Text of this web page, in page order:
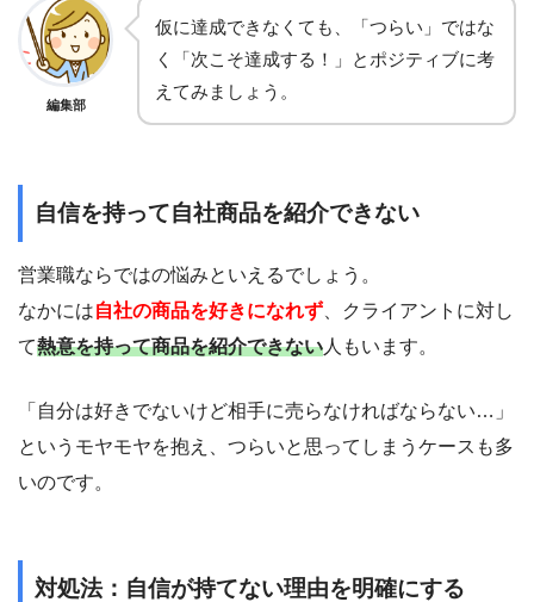
編集部
仮に達成できなくても、「つらい」ではな
く「次こそ達成する！」とポジティブに考
えてみましょう。
自信を持って自社商品を紹介できない
営業職ならではの悩みといえるでしょう。
なかには自社の商品を好きになれず 、クライアントに対し
て熱意を持って商品を紹介できない人もいます。
「自分は好きでないけど相手に売らなければならない…」
というモヤモヤを抱え、つらいと思ってしまうケースも多
いのです。
対処法：自信が持てない理由を明確にする